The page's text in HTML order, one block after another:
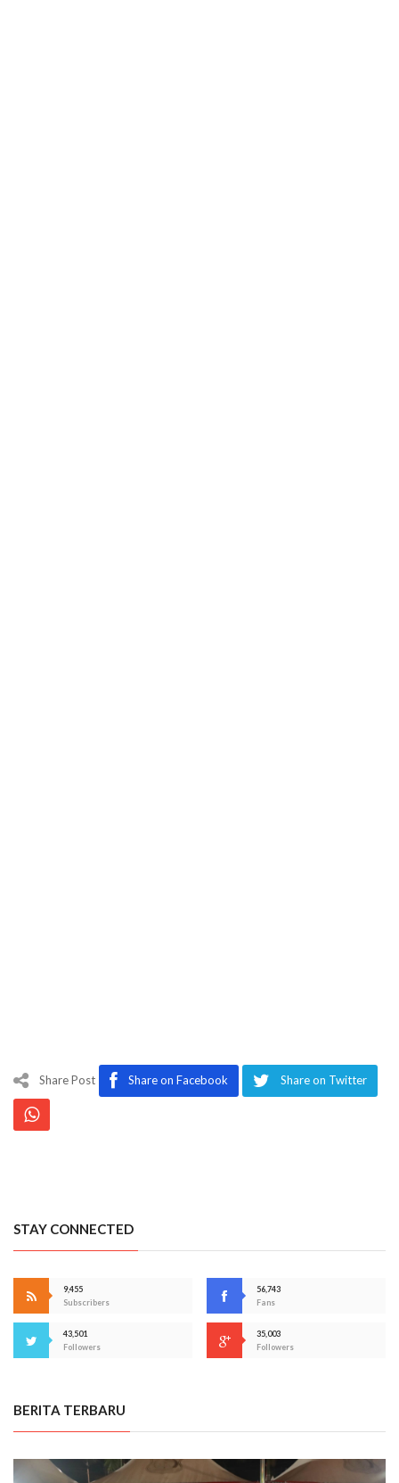
Share Post Share on Facebook Share on Twitter
STAY CONNECTED
9,455
Subscribers
56,743
Fans
43,501
Followers
35,003
Followers
BERITA TERBARU